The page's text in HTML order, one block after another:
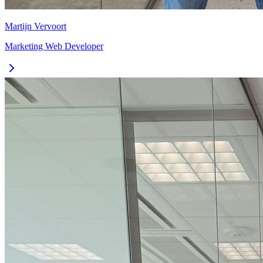
Martijn Vervoort
Marketing Web Developer